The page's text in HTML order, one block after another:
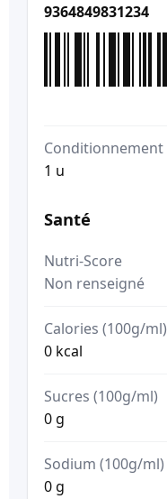
9364849831234
Conditionnement
1 u
Santé
Nutri-Score
Non renseigné
Calories (100g/ml)
0 kcal
Sucres (100g/ml)
0 g
Sodium (100g/ml)
0 g